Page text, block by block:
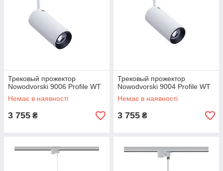
Трековый прожектор
Nowodvorski 9006 Profile WT
Немає в наявності
3 755 ₴
Трековый прожектор
Nowodvorski 9004 Profile WT
Немає в наявності
3 755 ₴